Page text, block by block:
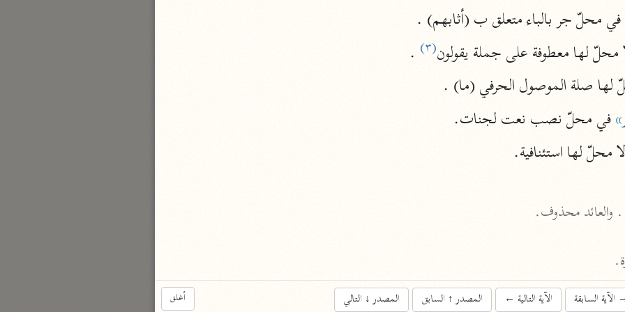
التسهيل لعلوم التنزيل
ابن جُزَيّ (٧٤١ هـ)
نحو ٣ مجلدات
موسوعات
نحو ٢٤ مجلدًا
ابن عثيمين (١٤٢١ هـ)
في محلّ جر بالباء متعلق ب (أثابهم) .
محلّ لها معطوفة على جملة يقولون(٣)
.
لها صلة الموصول الحرفي (ما) .
في محلّ نصب نعت لجنات.
لا محلّ لها استئنافية.
محذوف.
أغلق الآية السابقة الآية التالية ← المصدر↑السابق المصدر↓التالي